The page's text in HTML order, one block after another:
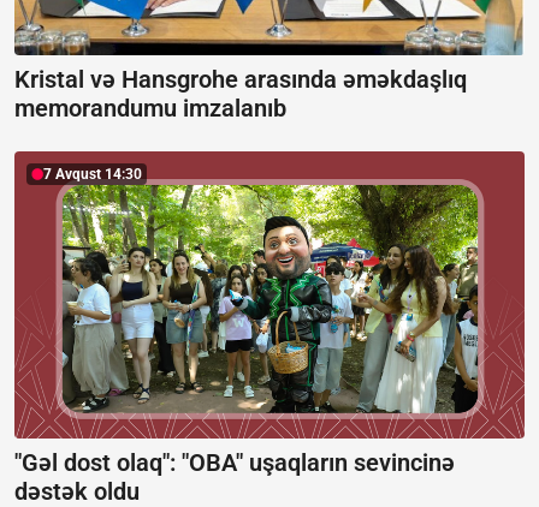
Kristal və Hansgrohe arasında əməkdaşlıq
memorandumu imzalanıb
7 Avqust 14:30
"Gəl dost olaq": "OBA" uşaqların sevincinə
dəstək oldu